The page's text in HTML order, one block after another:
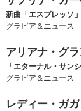
新曲「エスプレッソ
グラビア＆ニュース
アリアナ・グ
「エターナル・サン
グラビア＆ニュース
レディー・ガガ